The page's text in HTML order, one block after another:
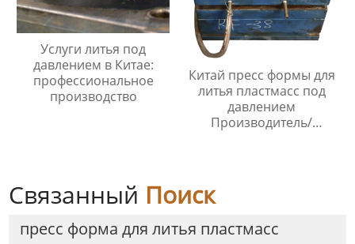
Услуги литья под
давлением в Китае:
профессиональное
производство
Китай пресс формы для
литья пластмасс под
давлением
Производитель/
Связанный Поиск
пресс форма для литья пластмасс